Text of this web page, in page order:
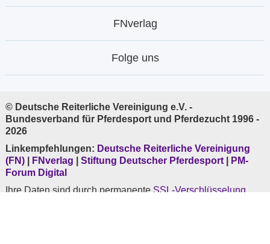
FNverlag
Folge uns
© Deutsche Reiterliche Vereinigung e.V. -
Bundesverband für Pferdesport und Pferdezucht 1996 -
2026
Linkempfehlungen: Deutsche Reiterliche Vereinigung
(FN)
FNverlag Stiftung Deutscher Pferdesport
PM-
Forum Digital
Ihre Daten sind durch permanente SSL-Verschlüsselung